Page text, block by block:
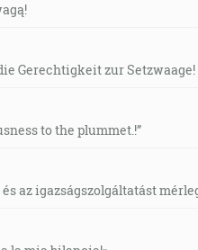
Gerechtigkeit zur Setzwaage!
to the plummet.!”
az igazságszolgáltatást